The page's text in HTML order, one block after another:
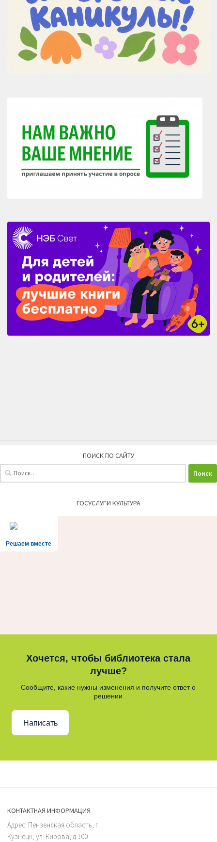
ПОИСК ПО САЙТУ
ГОСУСЛУГИ КУЛЬТУРА
Решаем вместе
Хочется, чтобы библиотека стала
лучше?
Сообщите, какие нужны изменения и получите ответ о
решении
Написать
КОНТАКТНАЯ ИНФОРМАЦИЯ
Адрес: Пензенская область, г.
Кузнецк, ул. Кирова, д.100